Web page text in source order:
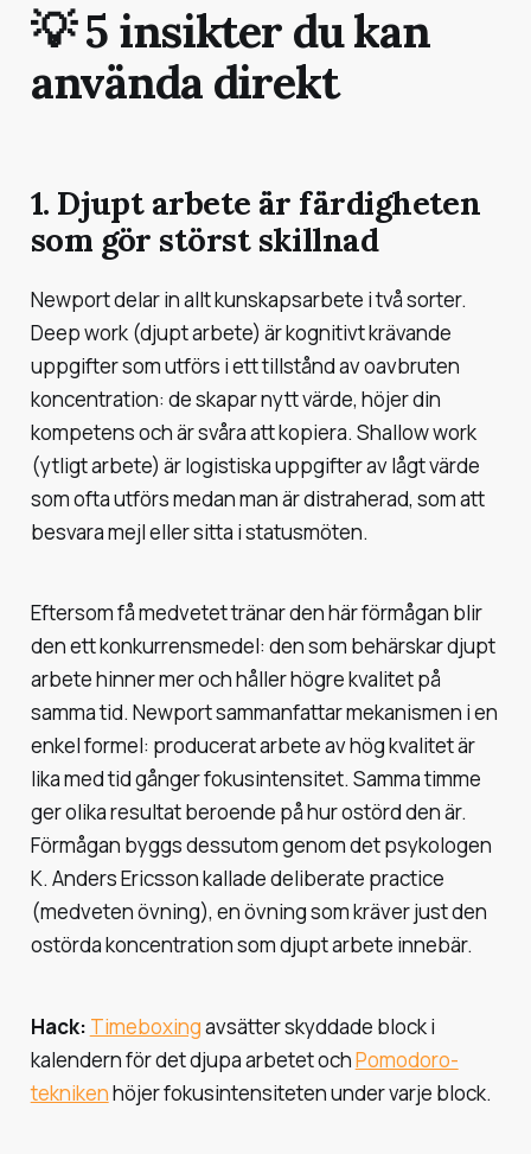
💡 5 insikter du kan
använda direkt
1. Djupt arbete är färdigheten
som gör störst skillnad
Newport delar in allt kunskapsarbete i två sorter.
Deep work(djupt arbete) är kognitivt krävande
uppgifter som utförs i ett tillstånd av oavbruten
koncentration: de skapar nytt värde, höjer din
kompetens och är svåra att kopiera. Shallow work
(ytligt arbete) är logistiska uppgifter av lågt värde
som ofta utförs medan man är distraherad, som att
besvara mejl eller sitta i statusmöten.
Eftersom få medvetet tränar den här förmågan blir
den ett konkurrensmedel: den som behärskar djupt
arbete hinner mer och håller högre kvalitet på
samma tid. Newport sammanfattar mekanismen i en
enkel formel: producerat arbete av hög kvalitet är
lika med tid gånger fokusintensitet. Samma timme
ger olika resultat beroende på hur ostörd den är.
Förmågan byggs dessutom genom det psykologen
K. Anders Ericsson kalladedeliberate practice
(medveten övning), en övning som kräver just den
ostörda koncentration som djupt arbete innebär.
Hack: Timeboxingavsätter skyddade block i
kalendern för det djupa arbetet ochPomodoro-
teknikenhöjer fokusintensiteten under varje block.